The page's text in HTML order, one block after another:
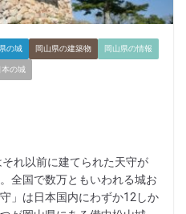
の城 岡山県の建築物 岡山県の情報
本の城
れ以前に建てられた天守が
全国で数万ともいわれる城お
」は日本国内にわずか12しか